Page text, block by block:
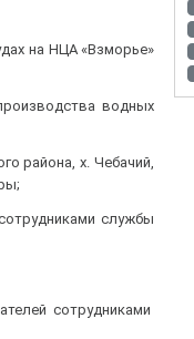
на НЦА «Взморье»
водных
района, х. Чебачий,
службы
сотрудниками